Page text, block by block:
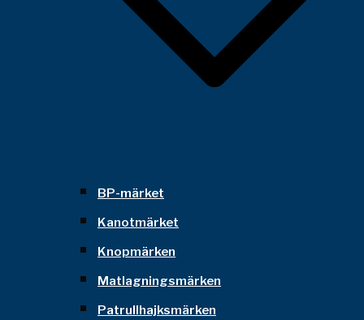
BP-märket
Kanotmärket
Knopmärken
Matlagningsmärken
Patrullhajksmärken